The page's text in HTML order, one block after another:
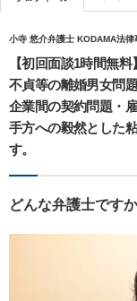
小寺 悠介弁護士 KODAMA法律
【初回面談1時間無
不貞等の離婚男女問
企業間の契約問題・
手方への毅然とした
す。
どんな弁護士です